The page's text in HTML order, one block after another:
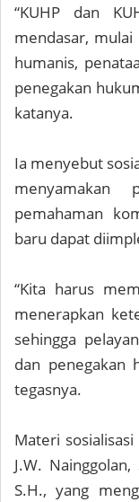
“KUHP dan
mendasar,
humanis,
penegakan
katanya.
Ia menyebut
menyamakan
pemahaman
baru dapat
“Kita harus
menerapkan
sehingga
dan penegakan
tegasnya.
Materi
J.W.
S.H., yang